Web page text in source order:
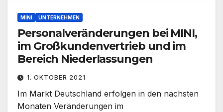
MINI UNTERNEHMEN
Personalveränderungen bei MINI,
im Großkundenvertrieb und im
Bereich Niederlassungen
1. OKTOBER 2021
Im Markt Deutschland erfolgen in den nächsten
Monaten Veränderungen im